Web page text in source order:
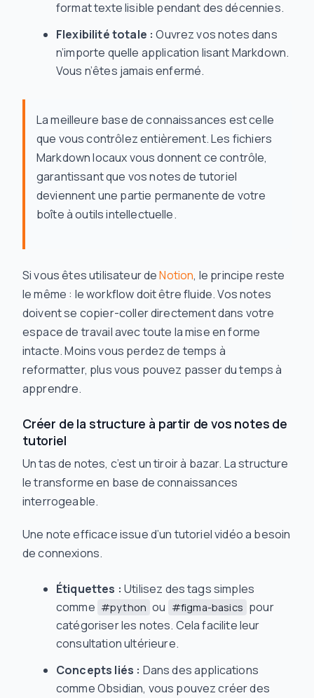
format texte lisible pendant des décennies.
Flexibilité totale : Ouvrez vos notes dans
n’importe quelle application lisant Markdown.
Vous n’êtes jamais enfermé.
La meilleure base de connaissances est celle
que vous contrôlez entièrement. Les fichiers
Markdown locaux vous donnent ce contrôle,
garantissant que vos notes de tutoriel
deviennent une partie permanente de votre
boîte à outils intellectuelle.
Si vous êtes utilisateur deNotion, le principe reste
le même : le workflow doit être fluide. Vos notes
doivent se copier-coller directement dans votre
espace de travail avec toute la mise en forme
intacte. Moins vous perdez de temps à
reformatter, plus vous pouvez passer du temps à
apprendre.
Créer de la structure à partir de vos notes de
tutoriel
Un tas de notes, c’est un tiroir à bazar. La structure
le transforme en base de connaissances
interrogeable.
Une note efficace issue d’un tutoriel vidéo a besoin
de connexions.
Étiquettes : Utilisez des tags simples
comme #python ou #figma-basics pour
catégoriser les notes. Cela facilite leur
consultation ultérieure.
Concepts liés : Dans des applications
comme Obsidian, vous pouvez créer des